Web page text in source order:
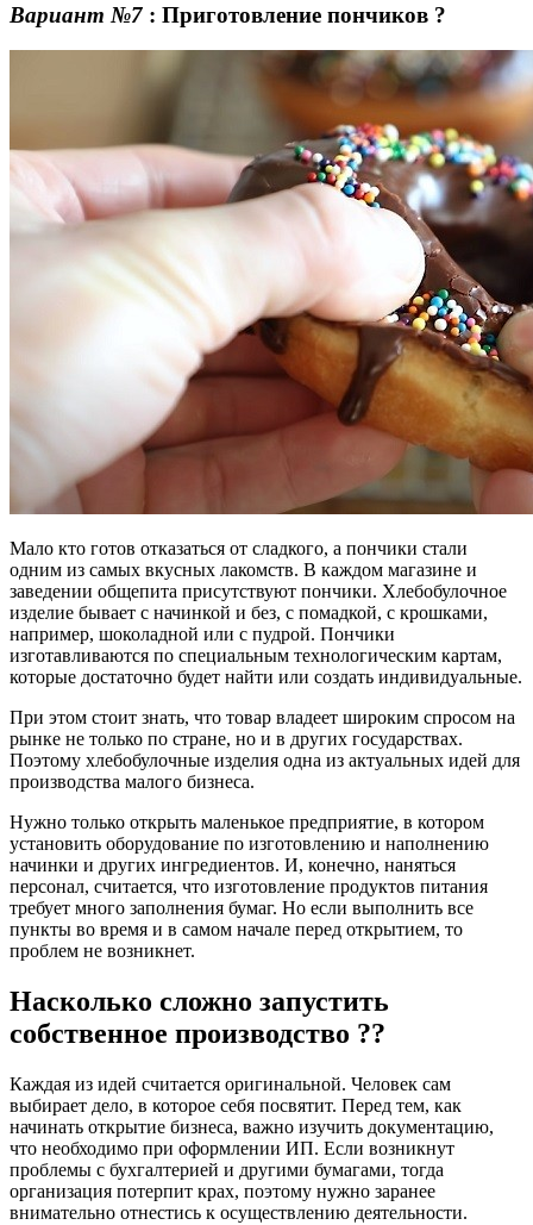
Вариант №7 : Приготовление пончиков ?
Мало кто готов отказаться от сладкого, а пончики стали
одним из самых вкусных лакомств. В каждом магазине и
заведении общепита присутствуют пончики. Хлебобулочное
изделие бывает с начинкой и без, с помадкой, с крошками,
например, шоколадной или с пудрой. Пончики
изготавливаются по специальным технологическим картам,
которые достаточно будет найти или создать индивидуальные.
При этом стоит знать, что товар владеет широким спросом на
рынке не только по стране, но и в других государствах.
Поэтому хлебобулочные изделия одна из актуальных идей для
производства малого бизнеса.
Нужно только открыть маленькое предприятие, в котором
установить оборудование по изготовлению и наполнению
начинки и других ингредиентов. И, конечно, наняться
персонал, считается, что изготовление продуктов питания
требует много заполнения бумаг. Но если выполнить все
пункты во время и в самом начале перед открытием, то
проблем не возникнет.
Насколько сложно запустить
собственное производство ??
Каждая из идей считается оригинальной. Человек сам
выбирает дело, в которое себя посвятит. Перед тем, как
начинать открытие бизнеса, важно изучить документацию,
что необходимо при оформлении ИП. Если возникнут
проблемы с бухгалтерией и другими бумагами, тогда
организация потерпит крах, поэтому нужно заранее
внимательно отнестись к осуществлению деятельности.